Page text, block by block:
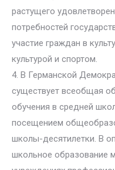
растущего
потребностей
участие граждан в
культурой и спортом.
4. В Германской
существует всеобщая
обучения в средней
посещением
школы-десятилетки. В
школьное образование